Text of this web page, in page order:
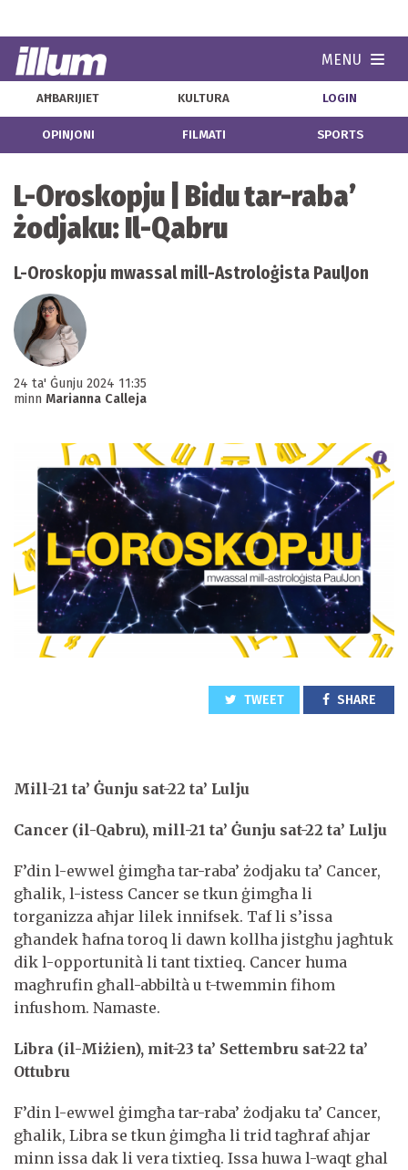
MENU
AĦBARIJIET KULTURA LOGIN
OPINJONI FILMATI SPORTS
L-Oroskopju | Bidu tar-raba’
żodjaku: Il-Qabru
L-Oroskopju mwassal mill-Astroloġista PaulJon
24 ta' Ġunju 2024 11:35
minn Marianna Calleja
TWEET SHARE
Mill-21 ta’ Ġunju sat-22 ta’ Lulju
Cancer (il-Qabru), mill-21 ta’ Ġunju sat-22 ta’ Lulju
F’din l-ewwel ġimgħa tar-raba’ żodjaku ta’ Cancer,
għalik, l-istess Cancer se tkun ġimgħa li
torganizza aħjar lilek innifsek. Taf li s’issa
għandek ħafna toroq li dawn kollha jistgħu jagħtuk
dik l-opportunità li tant tixtieq. Cancer huma
magħrufin għall-abbiltà u t-twemmin fihom
infushom. Namaste.
Libra (il-Miżien), mit-23 ta’ Settembru sat-22 ta’
Ottubru
F’din l-ewwel ġimgħa tar-raba’ żodjaku ta’ Cancer,
għalik, Libra se tkun ġimgħa li trid tagħraf aħjar
minn issa dak li vera tixtieq. Issa huwa l-waqt ghal